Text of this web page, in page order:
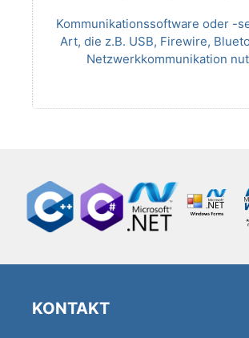
Kommunikationssoftware oder -
Art, die z.B. USB, Firewire,
Netzwerkkommunikation
KONTAKT